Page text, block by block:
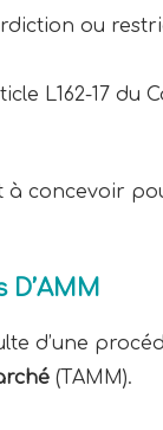
ou
L162-17
à concevoir
d’une
(TAMM).